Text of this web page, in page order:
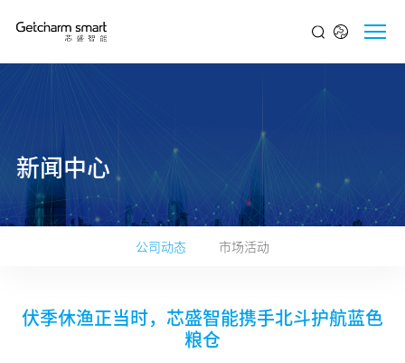
新闻中心
公司动态 市场活动
伏季休渔正当时，芯盛智能携手北斗护航蓝色
粮仓